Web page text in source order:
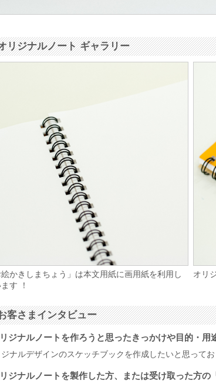
リジナルノート ギャラリー
絵かきしまちょう」は本文用紙に画用紙を利用し
す ！
オリ
客さまインタビュー
ジナルノートを作ろうと思ったきっかけや目的・用
ナルデザインのスケッチブックを作成したいと思って
ジナルノートを製作した方、または受け取った方の